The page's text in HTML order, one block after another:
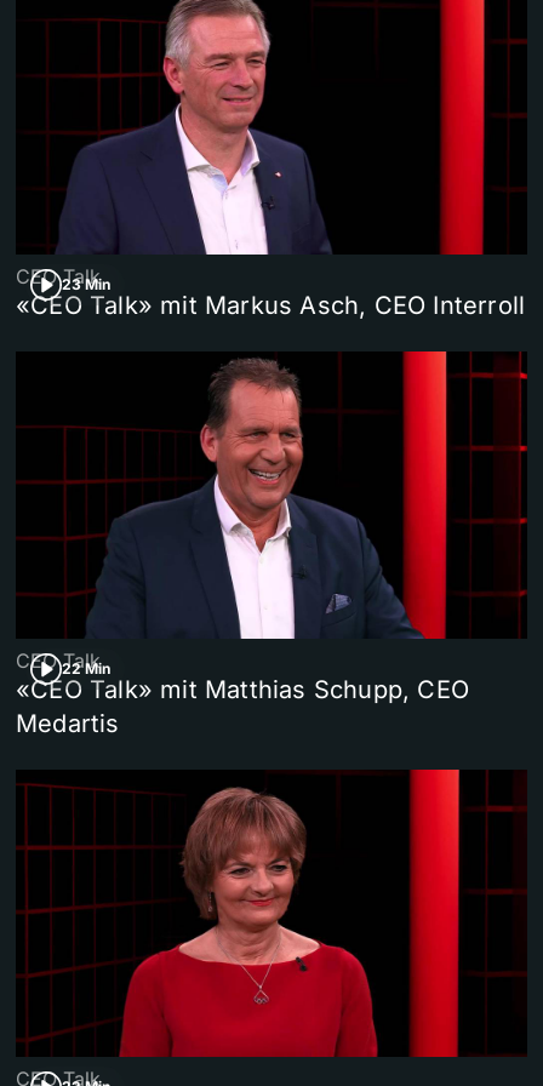
23 Min
CEO Talk
«CEO Talk» mit Markus Asch, CEO Interroll
22 Min
CEO Talk
«CEO Talk» mit Matthias Schupp, CEO
Medartis
CEO Talk